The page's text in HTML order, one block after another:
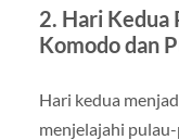
2. Hari Kedua
Komodo dan
Hari kedua
menjelajahi